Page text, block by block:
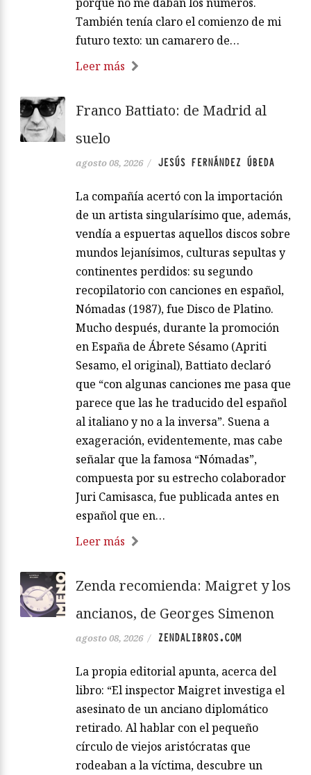
También tenía claro el comienzo de mi
futuro texto: un camarero de…
Leer más
Franco Battiato: de Madrid al
suelo
agosto 08, 2026 / JESÚS FERNÁNDEZ ÚBEDA
La compañía acertó con la importación
de un artista singularísimo que, además,
vendía a espuertas aquellos discos sobre
mundos lejanísimos, culturas sepultas y
continentes perdidos: su segundo
recopilatorio con canciones en español,
Nómadas (1987), fue Disco de Platino.
Mucho después, durante la promoción
en España de Ábrete Sésamo (Apriti
Sesamo, el original), Battiato declaró
que “con algunas canciones me pasa que
parece que las he traducido del español
al italiano y no a la inversa”. Suena a
exageración, evidentemente, mas cabe
señalar que la famosa “Nómadas”,
compuesta por su estrecho colaborador
Juri Camisasca, fue publicada antes en
español que en…
Leer más
Zenda recomienda: Maigret y los
ancianos, de Georges Simenon
agosto 08, 2026 / ZENDALIBROS.COM
La propia editorial apunta, acerca del
libro: “El inspector Maigret investiga el
asesinato de un anciano diplomático
retirado. Al hablar con el pequeño
círculo de viejos aristócratas que
rodeaban a la víctima, descubre un